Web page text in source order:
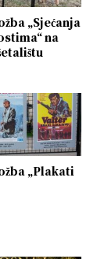
„Sjećanja
na
„Plakati